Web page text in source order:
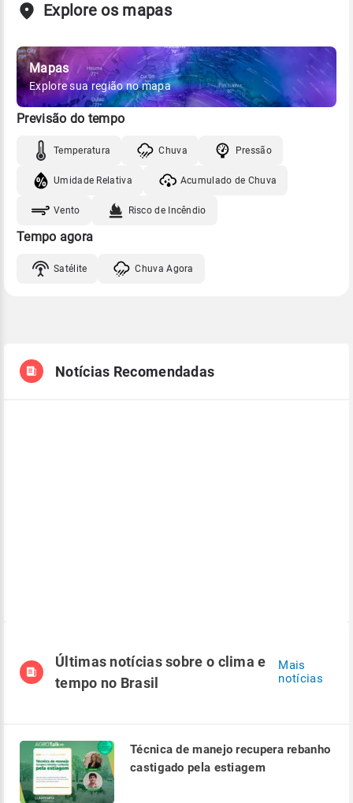
Explore os mapas
Mapas
Explore sua região no mapa
Previsão do tempo
Temperatura Chuva Pressão
Umidade Relativa Acumulado de Chuva
Vento Risco de Incêndio
Tempo agora
Satélite Chuva Agora
Notícias Recomendadas
Últimas notícias sobre o clima e
tempo no Brasil
Mais
notícias
Técnica de manejo recupera rebanho
castigado pela estiagem